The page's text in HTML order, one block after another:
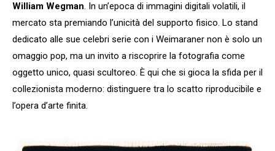
William Wegman. In un’epoca di immagini digitali volatili, il
mercato sta premiando l’unicità del supporto fisico. Lo stand
dedicato alle sue celebri serie con i Weimaraner non è solo un
omaggio pop, ma un invito a riscoprire la fotografia come
oggetto unico, quasi scultoreo. È qui che si gioca la sfida per il
collezionista moderno: distinguere tra lo scatto riproducibile e
l’opera d’arte finita.